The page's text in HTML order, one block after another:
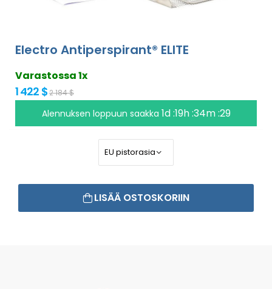
Electro Antiperspirant® ELITE
Varastossa 1x
1 422 $2 184 $
Alennuksen loppuun saakka 1d :19h :34m :29
LISÄÄ OSTOSKORIIN